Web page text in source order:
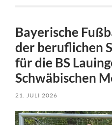
Bayerische
der beruflichen
für die BS
Schwäbischen
21. JULI 2026